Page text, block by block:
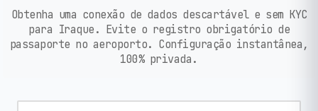
Obtenha uma conexão de dados descartável e sem KYC
para Iraque. Evite o registro obrigatório de
passaporte no aeroporto. Configuração instantânea,
100% privada.